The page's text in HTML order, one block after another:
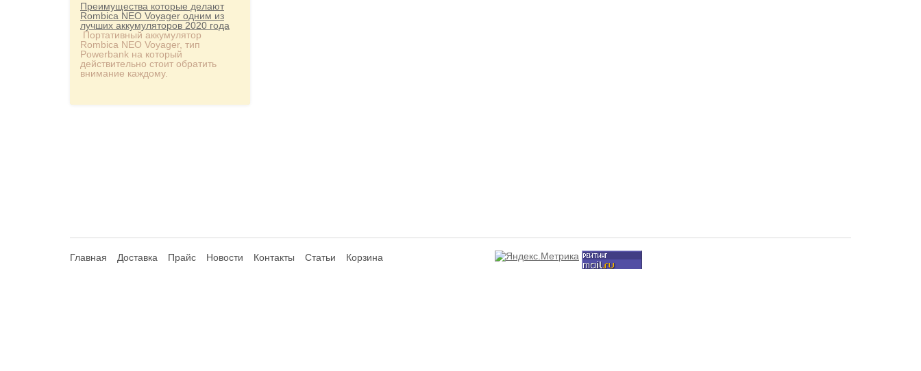
Преимущества которые делают
Rombica NEO Voyager одним из
лучших аккумуляторов 2020 года
Портативный аккумулятор
Rombica NEO Voyager, тип
Powerbank на который
действительно стоит обратить
внимание каждому.
Главная Доставка Прайс Новости Контакты Статьи Корзина